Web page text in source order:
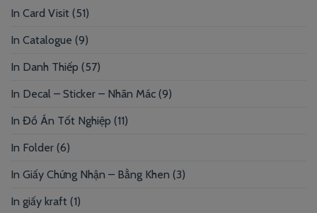
In Card Visit (51)
In Catalogue (9)
In Danh Thiếp (57)
In Decal – Sticker – Nhãn Mác (9)
In Đồ Án Tốt Nghiệp (11)
In Folder (6)
In Giấy Chứng Nhận – Bằng Khen (3)
In giấy kraft (1)